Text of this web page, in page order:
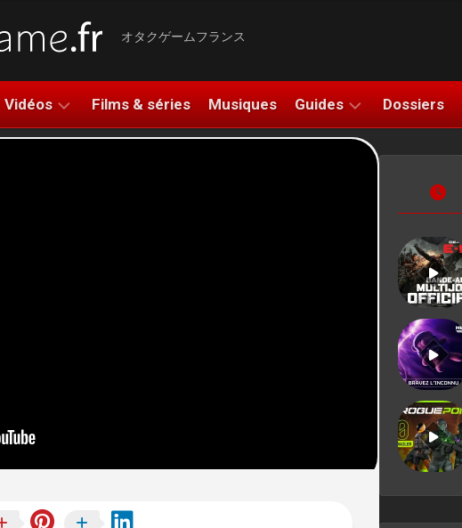
オタクゲームフランス
Vidéos
TIME
VLOG
Films & séries Musiques Guides Dossiers